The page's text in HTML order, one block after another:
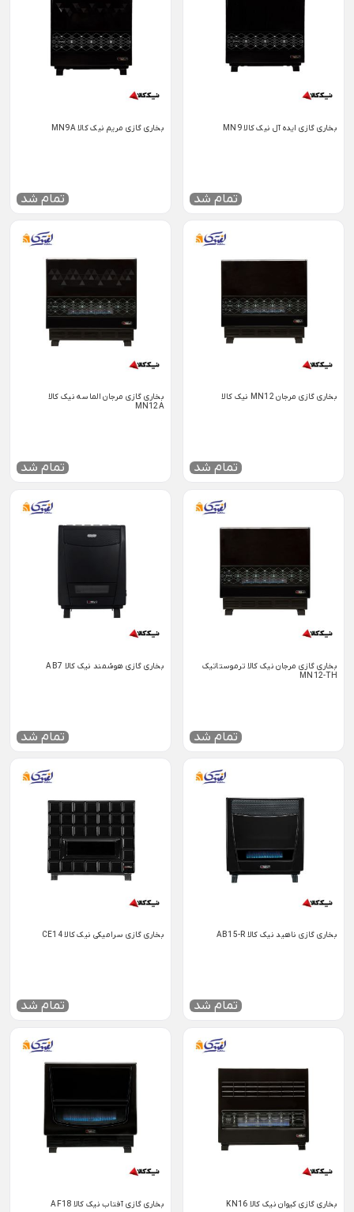
بخاری گازی ایده آل نیک کالا MN9
تمام شد
بخاری گازی مریم نیک کالا MN9A
تمام شد
بخاری گازی مرجان MN12 نیک کالا
تمام شد
بخاری گازی مرجان الماسه نیک کالا
MN12A
تمام شد
بخاری گازی مرجان نیک کالا ترموستاتیک
MN12-TH
تمام شد
بخاری گازی هوشمند نیک کالا AB7
تمام شد
بخاری گازی ناهید نیک کالا AB15-R
تمام شد
بخاری گازی سرامیکی نیک کالا CE14
تمام شد
بخاری گازی کیوان نیک کالا KN16 بخاری گازی آفتاب نیک کالا AF18